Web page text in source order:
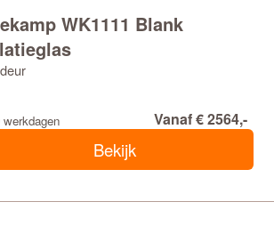
WK1111 Blank
werkdagen Vanaf € 2564,-
Bekijk